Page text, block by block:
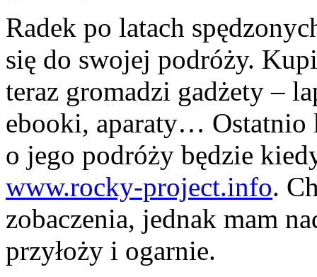
Radek po latach
się do swojej podróży.
teraz gromadzi gadżety –
ebooki, aparaty… Ostatnio
o jego podróży będzie
www.rocky-project.info.
zobaczenia, jednak mam
przyłoży i ogarnie.